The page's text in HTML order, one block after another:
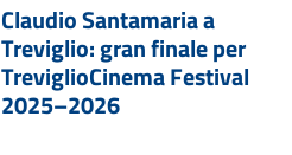
Claudio Santamaria a
Treviglio: gran finale per
TreviglioCinema Festival
2025–2026